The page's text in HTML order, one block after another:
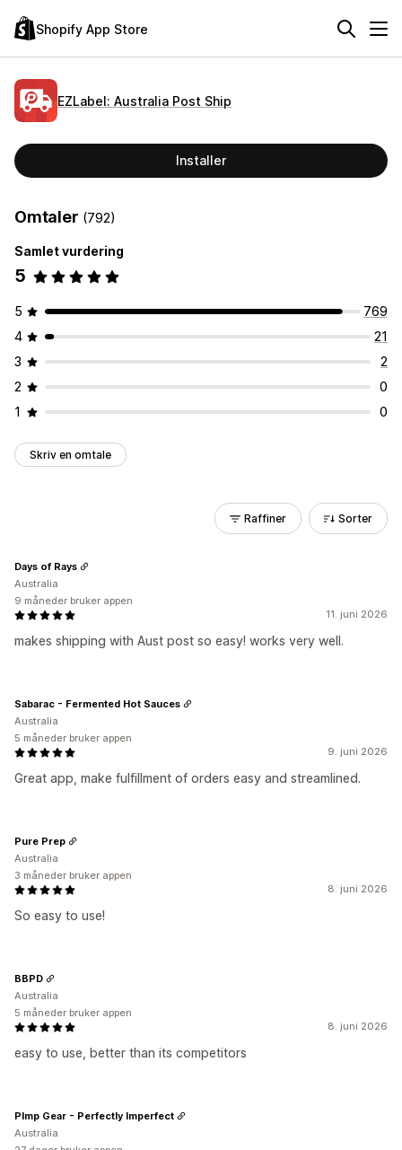
Shopify App Store
EZLabel: Australia Post Ship
Installer
Omtaler (792)
Samlet vurdering
5
5
769
4
21
3
2
2
0
1
0
Skriv en omtale
Raffiner Sorter
11. juni 2026
makes shipping with Aust post so easy! works very well.
Days of Rays
Australia
9 måneder bruker appen
9. juni 2026
Great app, make fulfillment of orders easy and streamlined.
Sabarac - Fermented Hot Sauces
Australia
5 måneder bruker appen
8. juni 2026
So easy to use!
Pure Prep
Australia
3 måneder bruker appen
8. juni 2026
easy to use, better than its competitors
BBPD
Australia
5 måneder bruker appen
PImp Gear - Perfectly Imperfect
Australia